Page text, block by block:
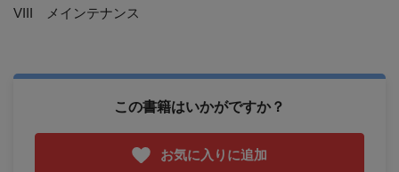
VIII メインテナンス
この書籍はいかがですか？
お気に入りに追加